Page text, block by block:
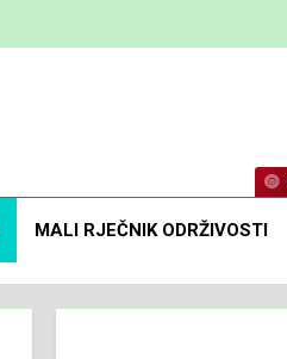
MALI RJEČNIK ODRŽIVOSTI